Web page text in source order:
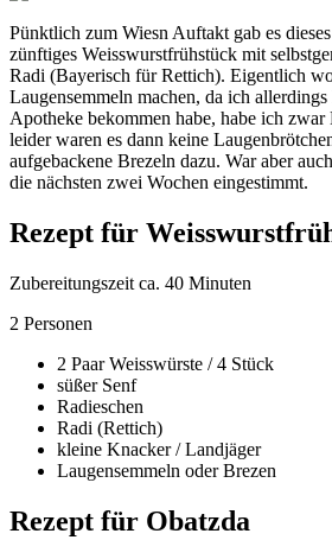
Pünktlich zum Wiesn Auftakt gab es
zünftiges Weisswurstfrühstück mit
Radi (Bayerisch für Rettich). Eigentlich
Laugensemmeln machen, da ich
Apotheke bekommen habe, habe ich zwar
leider waren es dann keine
aufgebackene Brezeln dazu. War aber
die nächsten zwei Wochen eingestimmt.
Rezept für
Zubereitungszeit ca. 40 Minuten
2 Personen
2 Paar Weisswürste / 4 Stück
süßer Senf
Radieschen
Radi (Rettich)
kleine Knacker / Landjäger
Laugensemmeln oder Brezen
Rezept für Obatzda